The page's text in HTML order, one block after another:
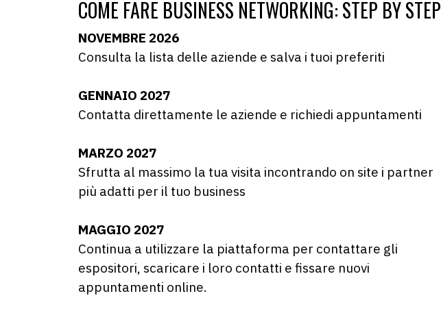
COME FARE BUSINESS NETWORKING: STEP BY STEP
NOVEMBRE 2026
Consulta la lista delle aziende e salva i tuoi preferiti
GENNAIO 2027
Contatta direttamente le aziende e richiedi appuntamenti
MARZO 2027
Sfrutta al massimo la tua visita incontrando on site i partner
più adatti per il tuo business
MAGGIO 2027
Continua a utilizzare la piattaforma per contattare gli
espositori, scaricare i loro contatti e fissare nuovi
appuntamenti online.